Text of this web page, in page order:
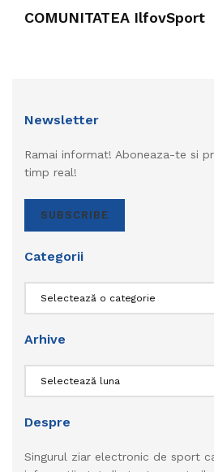
COMUNITATEA IlfovSport
Newsletter
Ramai informat! Aboneaza-te si
timp real!
SUBSCRIBE
Categorii
Arhive
Despre
Singurul ziar electronic de sport